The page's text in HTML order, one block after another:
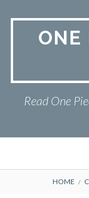
ONE
Read One
Primary
ONE PIECEHOME